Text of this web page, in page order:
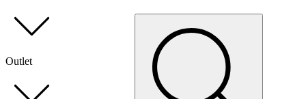
Outlet